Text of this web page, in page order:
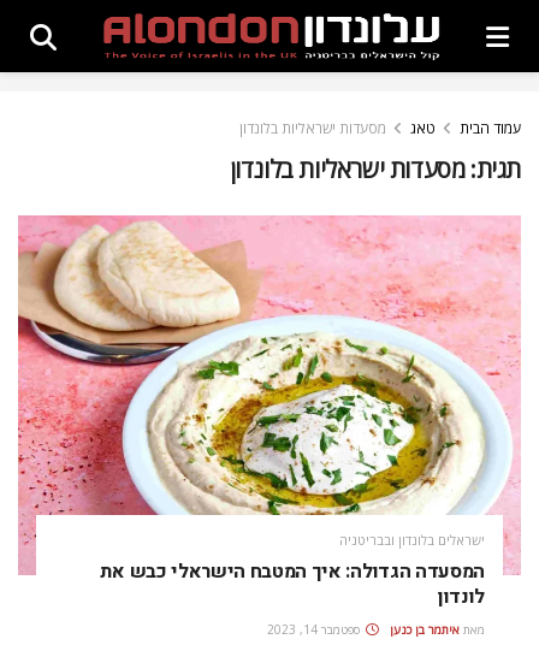
עמוד הבית טאג מסעדות ישראליות בלונדון
תגית:מסעדות ישראליות בלונדון
ישראלים בלונדון ובבריטניה
המסעדה הגדולה: איך המטבח הישראלי כבש את
לונדון
מאת איתמר בן כנען ספטמבר 14, 2023